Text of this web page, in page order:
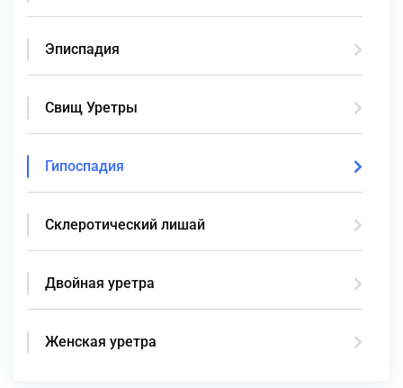
Эписпадия
Свищ Уретры
Гипоспадия
Склеротический лишай
Двойная уретра
Женская уретра